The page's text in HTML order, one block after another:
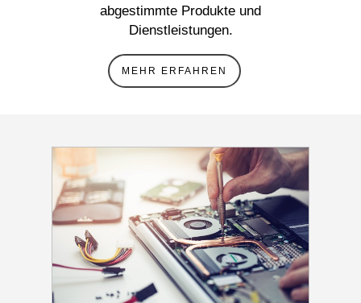
abgestimmte Produkte und
Dienstleistungen.
MEHR ERFAHREN